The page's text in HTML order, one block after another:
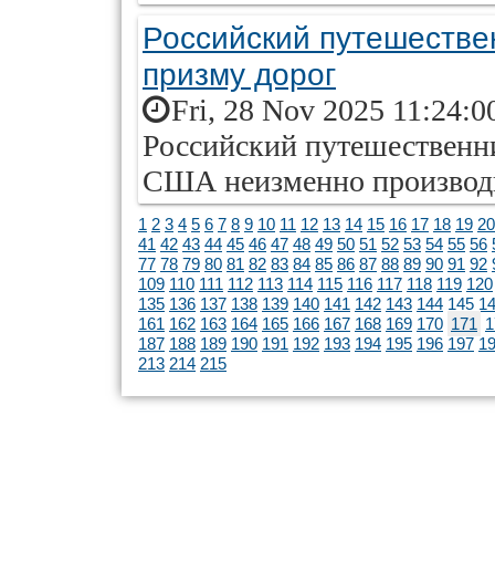
Российский
призму дорог
Fri, 28 Nov 2025
Российский
США неизменно
1 2 3 4 5 6 7 8 9 10 11 12 13 14 15 16 17 18 19 20
41 42 43 44 45 46 47 48 49 50 51 52 53 54 55 56
77 78 79 80 81 82 83 84 85 86 87 88 89 90 91 92
109 110 111 112 113 114 115 116 117 118 119 120
135 136 137 138 139 140 141 142 143 144 145
161 162 163 164 165 166 167 168 169 170 171
187 188 189 190 191 192 193 194 195 196 197
213 214 215